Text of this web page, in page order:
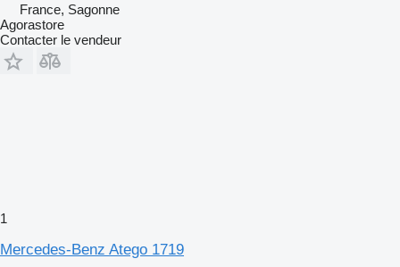
France, Sagonne
Agorastore
Contacter le vendeur
1
Mercedes-Benz Atego 1719